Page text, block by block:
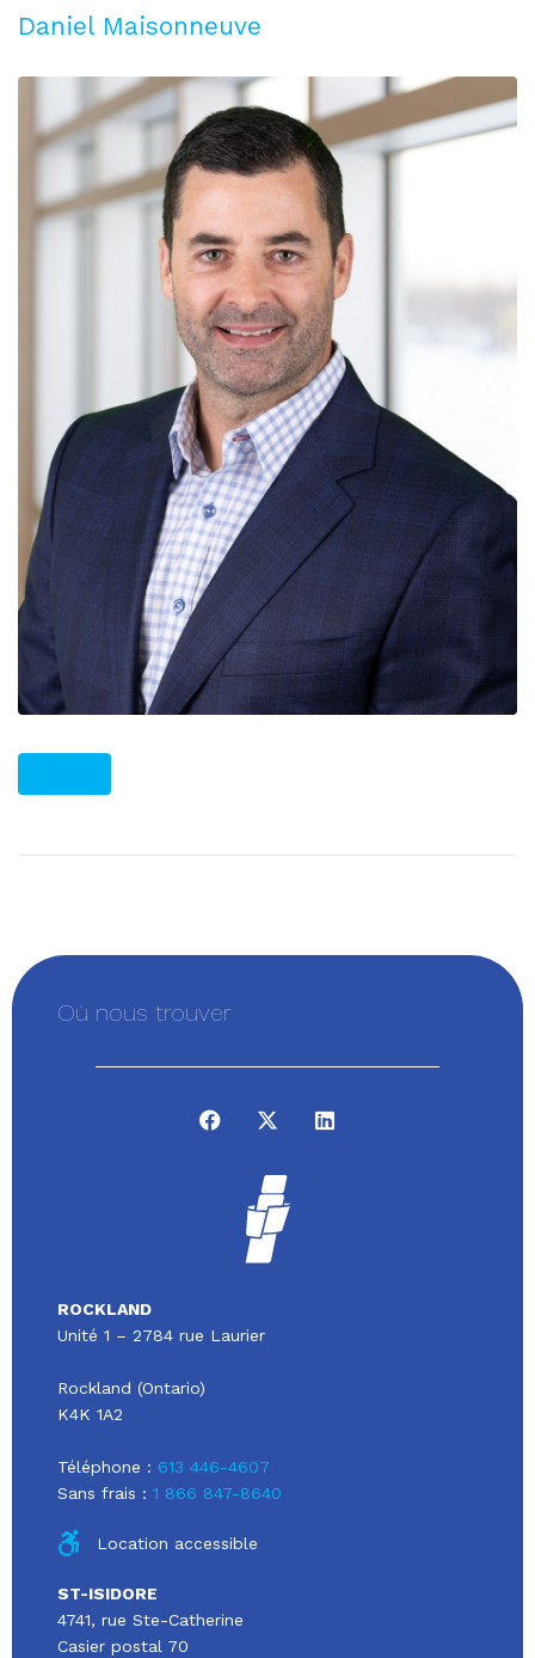
Daniel Maisonneuve
Où nous trouver
ROCKLAND
Unité 1 – 2784 rue Laurier
Rockland (Ontario)
K4K 1A2
Téléphone : 613 446-4607
Sans frais : 1 866 847-8640
Location accessible
ST-ISIDORE
4741, rue Ste-Catherine
Casier postal 70